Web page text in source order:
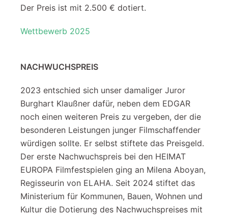
Der Preis ist mit 2.500 € dotiert.
Wettbewerb 2025
NACHWUCHSPREIS
2023 entschied sich unser damaliger Juror
Burghart Klaußner dafür, neben dem EDGAR
noch einen weiteren Preis zu vergeben, der die
besonderen Leistungen junger Filmschaffender
würdigen sollte. Er selbst stiftete das Preisgeld.
Der erste Nachwuchspreis bei den HEIMAT
EUROPA Filmfestspielen ging an Milena Aboyan,
Regisseurin von ELAHA. Seit 2024 stiftet das
Ministerium für Kommunen, Bauen, Wohnen und
Kultur die Dotierung des Nachwuchspreises mit